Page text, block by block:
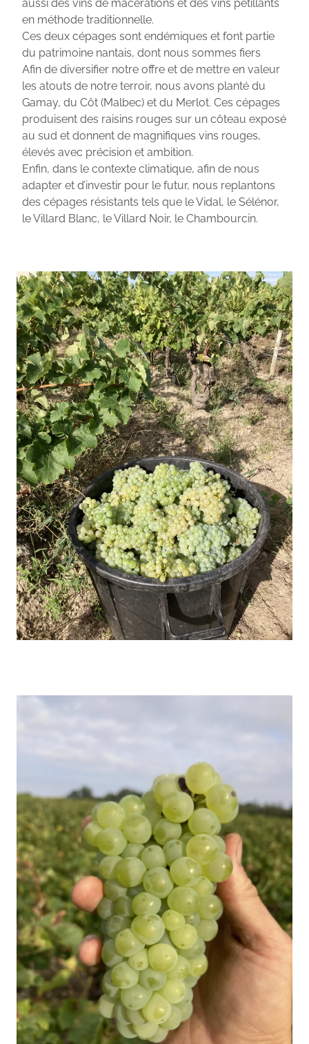
aussi des vins de macérations et des vins pétillants
en méthode traditionnelle.
Ces deux cépages sont endémiques et font partie
du patrimoine nantais, dont nous sommes fiers
Afin de diversifier notre offre et de mettre en valeur
les atouts de notre terroir, nous avons planté du
Gamay, du Côt (Malbec) et du Merlot. Ces cépages
produisent des raisins rouges sur un côteau exposé
au sud et donnent de magnifiques vins rouges,
élevés avec précision et ambition.
Enfin, dans le contexte climatique, afin de nous
adapter et d’investir pour le futur, nous replantons
des cépages résistants tels que le Vidal, le Sélénor,
le Villard Blanc, le Villard Noir, le Chambourcin.